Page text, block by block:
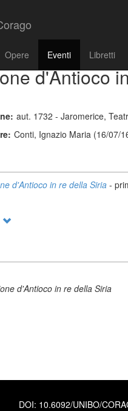
Opere Eventi Libretti
d'Antioco
aut. 1732 - Jaromerice,
Conti, Ignazio Maria (16/07/
d'Antioco in re della Siria -
d'Antioco in re della Siria
DOI: 10.6092/UNIBO/